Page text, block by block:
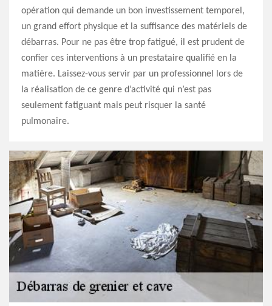
opération qui demande un bon investissement temporel,
un grand effort physique et la suffisance des matériels de
débarras. Pour ne pas être trop fatigué, il est prudent de
confier ces interventions à un prestataire qualifié en la
matière. Laissez-vous servir par un professionnel lors de
la réalisation de ce genre d’activité qui n’est pas
seulement fatiguant mais peut risquer la santé
pulmonaire.